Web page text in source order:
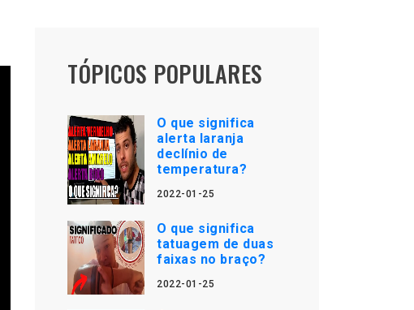
TÓPICOS POPULARES
O que significa
alerta laranja
declínio de
temperatura?
2022-01-25
O que significa
tatuagem de duas
faixas no braço?
2022-01-25